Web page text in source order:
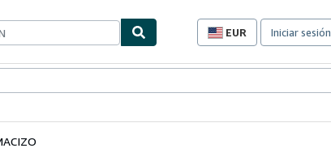
EUR
Preferencias
compra
sitio.
Iniciar sesión